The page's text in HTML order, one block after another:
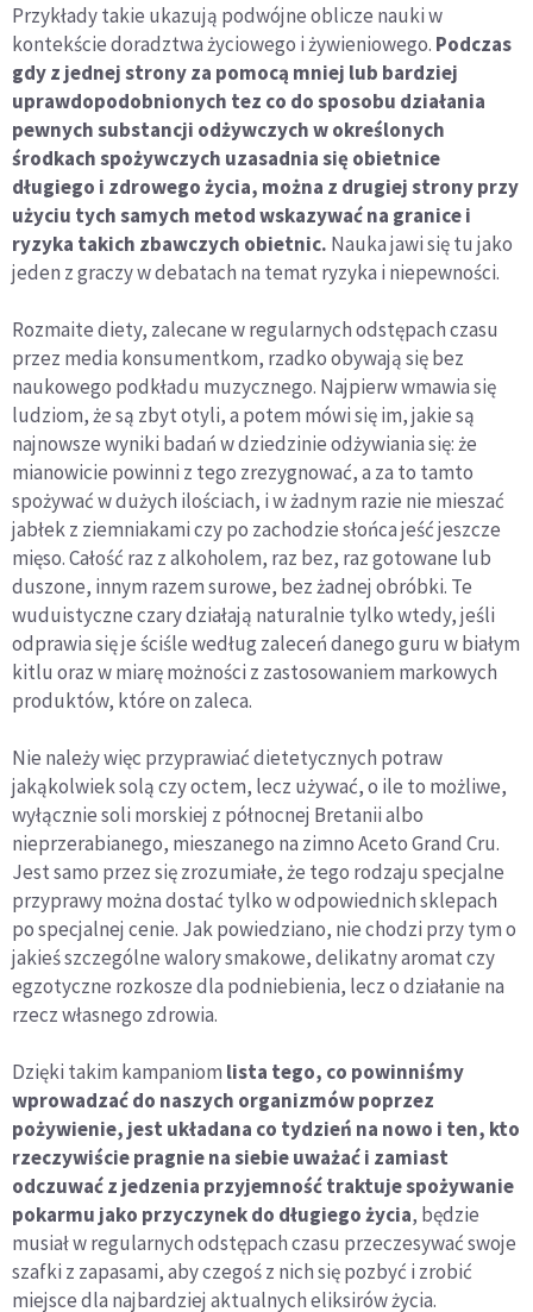
Przykłady takie ukazują podwójne oblicze nauki w
kontekście doradztwa życiowego i żywieniowego. Podczas
gdy z jednej strony za pomocą mniej lub bardziej
uprawdopodobnionych tez co do sposobu działania
pewnych substancji odżywczych w określonych
środkach spożywczych uzasadnia się obietnice
długiego i zdrowego życia, można z drugiej strony przy
użyciu tych samych metod wskazywać na granice i
ryzyka takich zbawczych obietnic. Nauka jawi się tu jako
jeden z graczy w debatach na temat ryzyka i niepewności.
Rozmaite diety, zalecane w regularnych odstępach czasu
przez media konsumentkom, rzadko obywają się bez
naukowego podkładu muzycznego. Najpierw wmawia się
ludziom, że są zbyt otyli, a potem mówi się im, jakie są
najnowsze wyniki badań w dziedzinie odżywiania się: że
mianowicie powinni z tego zrezygnować, a za to tamto
spożywać w dużych ilościach, i w żadnym razie nie mieszać
jabłek z ziemniakami czy po zachodzie słońca jeść jeszcze
mięso. Całość raz z alkoholem, raz bez, raz gotowane lub
duszone, innym razem surowe, bez żadnej obróbki. Te
wuduistyczne czary działają naturalnie tylko wtedy, jeśli
odprawia się je ściśle według zaleceń danego guru w białym
kitlu oraz w miarę możności z zastosowaniem markowych
produktów, które on zaleca.
Nie należy więc przyprawiać dietetycznych potraw
jakąkolwiek solą czy octem, lecz używać, o ile to możliwe,
wyłącznie soli morskiej z północnej Bretanii albo
nieprzerabianego, mieszanego na zimno Aceto Grand Cru.
Jest samo przez się zrozumiałe, że tego rodzaju specjalne
przyprawy można dostać tylko w odpowiednich sklepach
po specjalnej cenie. Jak powiedziano, nie chodzi przy tym o
jakieś szczególne walory smakowe, delikatny aromat czy
egzotyczne rozkosze dla podniebienia, lecz o działanie na
rzecz własnego zdrowia.
Dzięki takim kampaniom lista tego, co powinniśmy
wprowadzać do naszych organizmów poprzez
pożywienie, jest układana co tydzień na nowo i ten, kto
rzeczywiście pragnie na siebie uważać i zamiast
odczuwać z jedzenia przyjemność traktuje spożywanie
pokarmu jako przyczynek do długiego życia, będzie
musiał w regularnych odstępach czasu przeczesywać swoje
szafki z zapasami, aby czegoś z nich się pozbyć i zrobić
miejsce dla najbardziej aktualnych eliksirów życia.